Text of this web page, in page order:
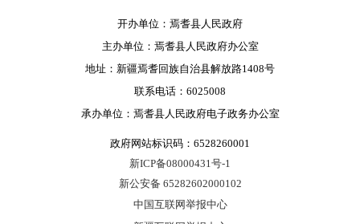
开办单位：焉耆县人民政府
主办单位：焉耆县人民政府办公室
地址：新疆焉耆回族自治县解放路1408号
联系电话：6025008
承办单位：焉耆县人民政府电子政务办公室
政府网站标识码：6528260001
新ICP备08000431号-1
新公安备 65282602000102
中国互联网举报中心